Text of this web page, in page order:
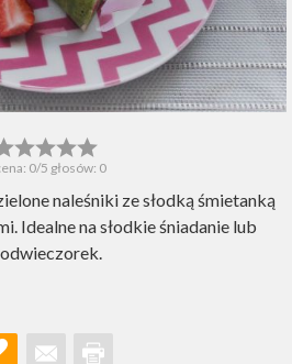
0/5 głosów: 0
naleśniki ze słodką śmietanką
Idealne na słodkie śniadanie lub